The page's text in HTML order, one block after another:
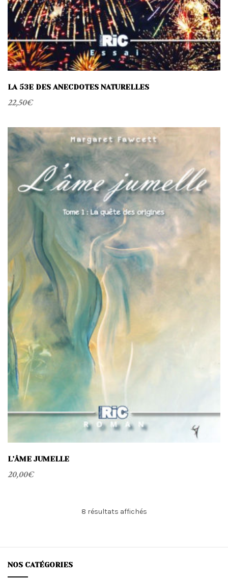
LA 53E DES ANECDOTES NATURELLES
22,50€
L’ÂME JUMELLE
20,00€
8 résultats affichésTrié
au
NOS CATÉGORIES